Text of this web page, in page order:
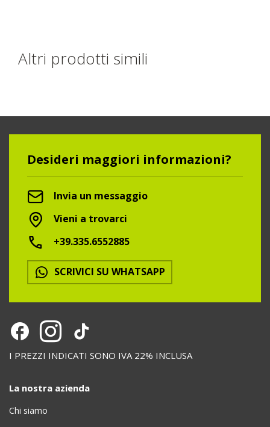
Altri prodotti simili
Desideri maggiori informazioni?
Invia un messaggio
Vieni a trovarci
+39.335.6552885
SCRIVICI SU WHATSAPP
I PREZZI INDICATI SONO IVA 22% INCLUSA
La nostra azienda
Chi siamo